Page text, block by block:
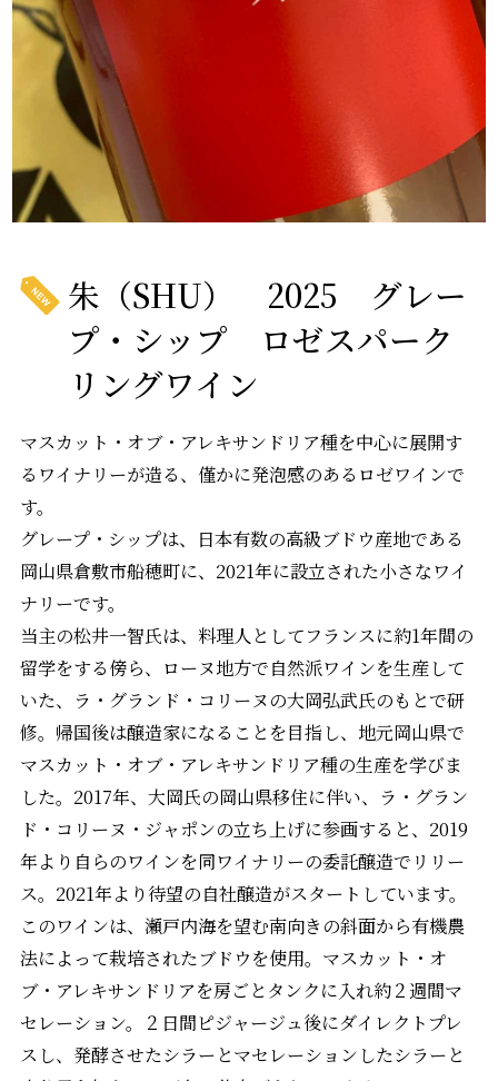
朱（SHU） 2025 グレー
プ・シップ ロゼスパーク
リングワイン
マスカット・オブ・アレキサンドリア種を中心に展開す
るワイナリーが造る、僅かに発泡感のあるロゼワインで
す。
グレープ・シップは、日本有数の高級ブドウ産地である
岡山県倉敷市船穂町に、2021年に設立された小さなワイ
ナリーです。
当主の松井一智氏は、料理人としてフランスに約1年間の
留学をする傍ら、ローヌ地方で自然派ワインを生産して
いた、ラ・グランド・コリーヌの大岡弘武氏のもとで研
修。帰国後は醸造家になることを目指し、地元岡山県で
マスカット・オブ・アレキサンドリア種の生産を学びま
した。2017年、大岡氏の岡山県移住に伴い、ラ・グラン
ド・コリーヌ・ジャポンの立ち上げに参画すると、2019
年より自らのワインを同ワイナリーの委託醸造でリリー
ス。2021年より待望の自社醸造がスタートしています。
このワインは、瀬戸内海を望む南向きの斜面から有機農
法によって栽培されたブドウを使用。マスカット・オ
ブ・アレキサンドリアを房ごとタンクに入れ約２週間マ
セレーション。２日間ピジャージュ後にダイレクトプレ
スし、発酵させたシラーとマセレーションしたシラーと